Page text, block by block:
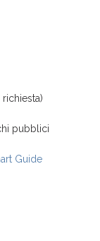
richiesta)
pubblici
Guide